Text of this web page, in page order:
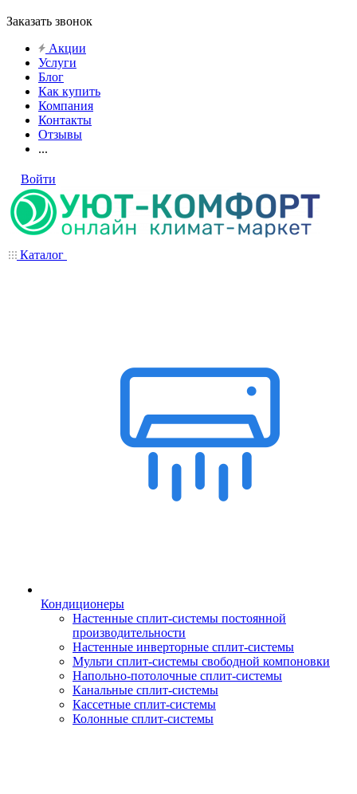
Заказать звонок
Акции
Услуги
Блог
Как купить
Компания
Контакты
Отзывы
...
Войти
Каталог
Кондиционеры
Настенные сплит-системы постоянной
производительности
Настенные инверторные сплит-системы
Мульти сплит-системы свободной компоновки
Напольно-потолочные сплит-системы
Канальные сплит-системы
Кассетные сплит-системы
Колонные сплит-системы